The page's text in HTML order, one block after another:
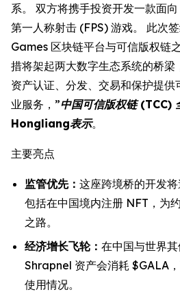
系。 双方将携手投资开发一款面
第一人称射击 (FPS) 游戏。 此次
Games 区块链平台与可信版权链
措将架起两大数字生态系统的桥
资产认证、分发、交易和保护提
业服务，”中国可信版权链 (TCC)
Hongliang表示。
主要亮点
监管优先： 这座跨境桥的开发
包括在中国境内注册 NFT，为
之路。
经济增长飞轮： 在中国与世界
Shrapnel 资产会消耗 $GALA
使用情况。